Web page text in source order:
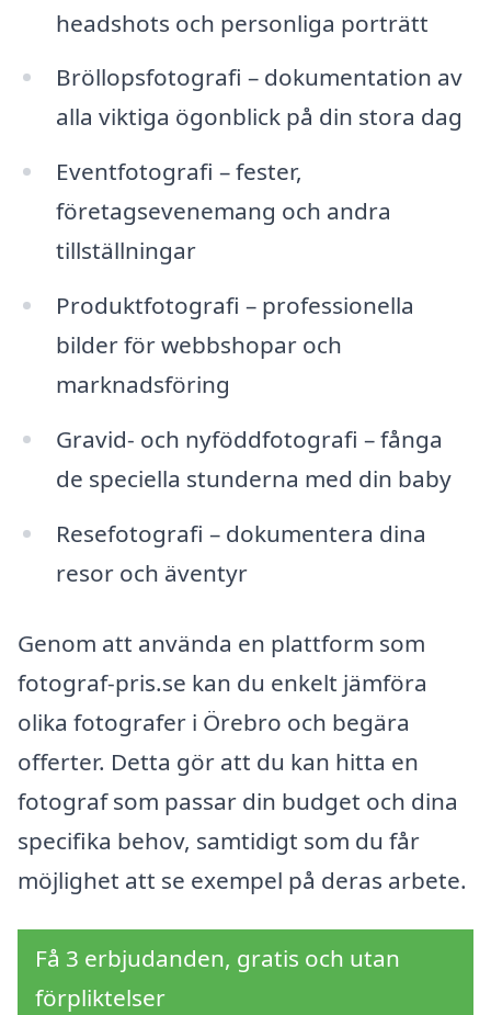
headshots och personliga porträtt
Bröllopsfotografi – dokumentation av
alla viktiga ögonblick på din stora dag
Eventfotografi – fester,
företagsevenemang och andra
tillställningar
Produktfotografi – professionella
bilder för webbshopar och
marknadsföring
Gravid- och nyföddfotografi – fånga
de speciella stunderna med din baby
Resefotografi – dokumentera dina
resor och äventyr
Genom att använda en plattform som
fotograf-pris.se kan du enkelt jämföra
olika fotografer i Örebro och begära
offerter. Detta gör att du kan hitta en
fotograf som passar din budget och dina
specifika behov, samtidigt som du får
möjlighet att se exempel på deras arbete.
Få 3 erbjudanden, gratis och utan
förpliktelser